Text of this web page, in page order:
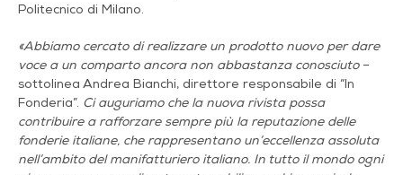
Politecnico di Milano.
«Abbiamo cercato di realizzare un prodotto nuovo per dare
voce a un comparto ancora non abbastanza conosciuto–
sottolinea Andrea Bianchi, direttore responsabile di “In
Fonderia”. Ci auguriamo che la nuova rivista possa
contribuire a rafforzare sempre più la reputazione delle
fonderie italiane, che rappresentano un’eccellenza assoluta
nell’ambito del manifatturiero italiano. In tutto il mondo ogni